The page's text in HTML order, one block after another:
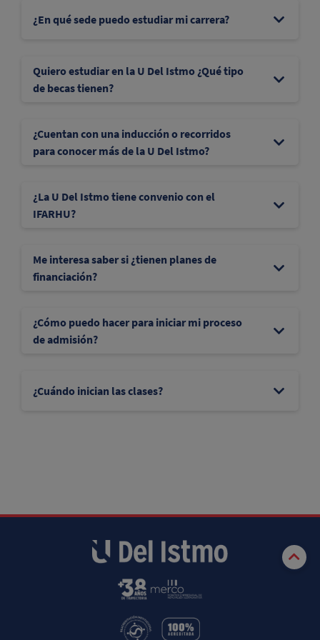
¿En qué sede puedo estudiar mi carrera?
Quiero estudiar en la U Del Istmo ¿Qué tipo
de becas tienen?
¿Cuentan con una inducción o recorridos
para conocer más de la U Del Istmo?
¿La U Del Istmo tiene convenio con el
IFARHU?
Me interesa saber si ¿tienen planes de
financiación?
¿Cómo puedo hacer para iniciar mi proceso
de admisión?
¿Cuándo inician las clases?